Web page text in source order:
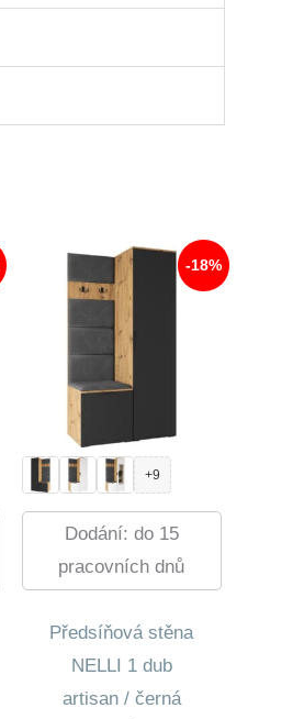
-18%
+9
Dodání: do 15
pracovních dnů
Předsíňová stěna
NELLI 1 dub
artisan / černá